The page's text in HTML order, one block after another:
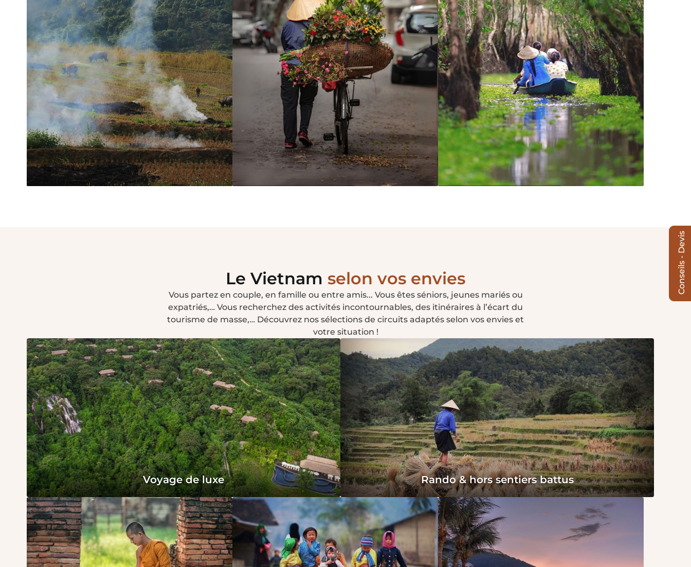
Le Vietnam selon vos envies
Vous partez en couple, en famille ou entre amis... Vous êtes séniors, jeunes mariés ou
expatriés,… Vous recherchez des activités incontournables, des itinéraires à l’écart du
tourisme de masse,… Découvrez nos sélections de circuits adaptés selon vos envies et
votre situation !
Voyage de luxe Rando & hors sentiers battus
Conseils - Devis